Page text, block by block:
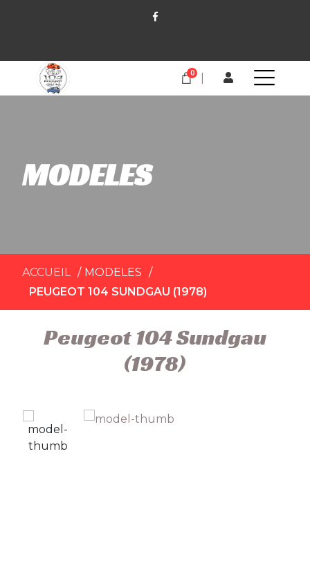
0
MODELES
ACCUEIL
MODELES
PEUGEOT 104 SUNDGAU (1978)
Peugeot 104 Sundgau
(1978)